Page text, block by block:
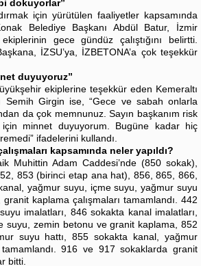
dokuyorlar”
için yürütülen faaliyetler kapsamında
Belediye Başkanı Abdül Batur, İzmir
gece gündüz çalıştığını belirtti.
İZSU’ya, İZBETONA’a çok teşekkür
duyuyoruz”
ekiplerine teşekkür eden Kemeraltı
Semih Girgin ise, “Gece ve sabah onlarla
da çok memnunuz. Sayın başkanım risk
minnet duyuyorum. Bugüne kadar hiç
ifadelerini kullandı.
kapsamında neler yapıldı?
Muhittin Adam Caddesi’nde (850 sokak),
853 (birinci etap ana hat), 856, 865, 866,
yağmur suyu, içme suyu, yağmur suyu
granit kaplama çalışmaları tamamlandı. 442
imalatları, 846 sokakta kanal imalatları,
suyu, zemin betonu ve granit kaplama, 852
suyu hattı, 855 sokakta kanal, yağmur
916 ve 917 sokaklarda granit
bitti.